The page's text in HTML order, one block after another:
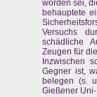
worden sei,
behauptete
Versuchs
schädliche
Zeugen für
Inzwischen
Gegner ist,
belegen (s.
Gießener